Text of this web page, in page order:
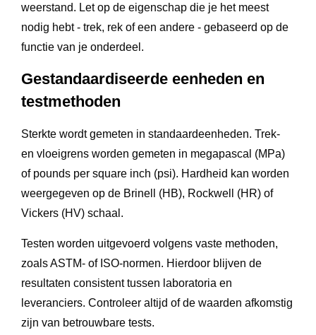
weerstand. Let op de eigenschap die je het meest
nodig hebt - trek, rek of een andere - gebaseerd op de
functie van je onderdeel.
Gestandaardiseerde eenheden en
testmethoden
Sterkte wordt gemeten in standaardeenheden. Trek-
en vloeigrens worden gemeten in megapascal (MPa)
of pounds per square inch (psi). Hardheid kan worden
weergegeven op de Brinell (HB), Rockwell (HR) of
Vickers (HV) schaal.
Testen worden uitgevoerd volgens vaste methoden,
zoals ASTM- of ISO-normen. Hierdoor blijven de
resultaten consistent tussen laboratoria en
leveranciers. Controleer altijd of de waarden afkomstig
zijn van betrouwbare tests.